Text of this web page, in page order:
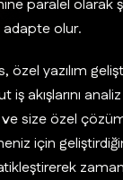
paralel olarak
olur.
yazılım
akışlarını
ve size özel
için